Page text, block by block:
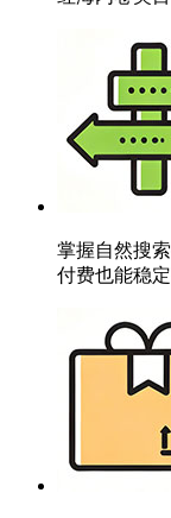
掌握自然搜
付费也能稳